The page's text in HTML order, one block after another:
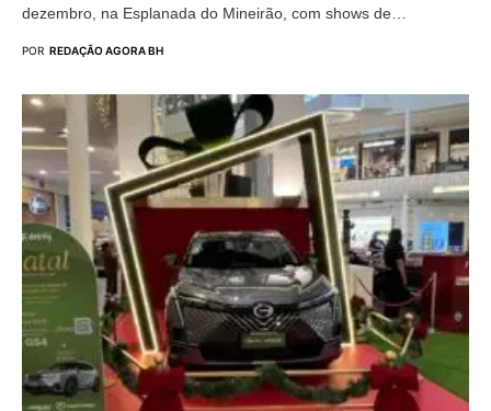
dezembro, na Esplanada do Mineirão, com shows de…
POR REDAÇÃO AGORA BH